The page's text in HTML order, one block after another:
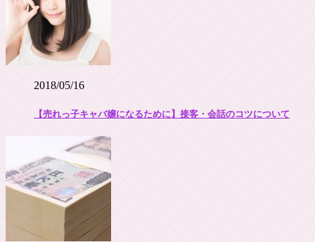
2018/05/16
【売れっ子キャバ嬢になるために】接客・会話のコツについて